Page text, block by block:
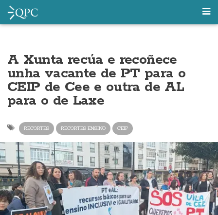
A Xunta recúa e recoñece
unha vacante de PT para o
CEIP de Cee e outra de AL
para o de Laxe
RECORTES RECORTES ENSINO CEIP